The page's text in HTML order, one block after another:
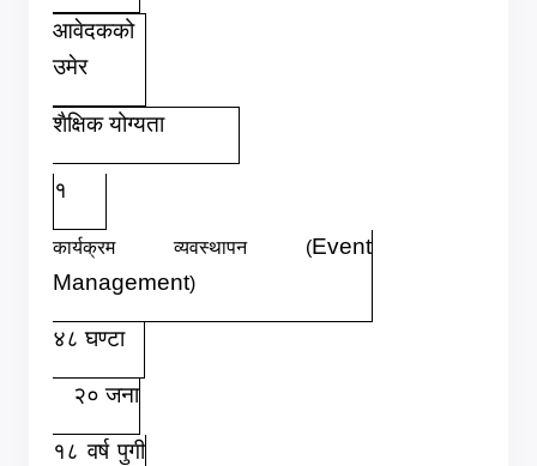
आवेदकको
उमेर
शैक्षिक योग्यता
१
कार्यक्रम व्यवस्थापन (Event
Management)
४८ घण्टा
२० जना
१८ वर्ष पुगी